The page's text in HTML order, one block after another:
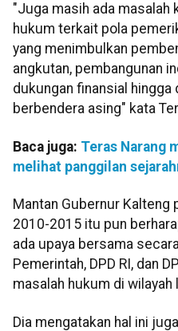
"Juga masih ada masalah
hukum terkait pola
yang menimbulkan
angkutan, pembangunan
dukungan finansial hingga
berbendera asing" kata
Baca juga: Teras Narang
melihat panggilan
Mantan Gubernur
2010-2015 itu pun
ada upaya bersama
Pemerintah, DPD RI, dan
masalah hukum di wilayah
Dia mengatakan hal ini